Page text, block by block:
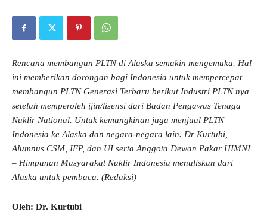
Rencana membangun PLTN di Alaska semakin mengemuka. Hal
ini memberikan dorongan bagi Indonesia untuk mempercepat
membangun PLTN Generasi Terbaru berikut Industri PLTN nya
setelah memperoleh ijin/lisensi dari Badan Pengawas Tenaga
Nuklir National. Untuk kemungkinan juga menjual PLTN
Indonesia ke Alaska dan negara-negara lain. Dr Kurtubi,
Alumnus CSM, IFP, dan UI serta Anggota Dewan Pakar HIMNI
– Himpunan Masyarakat Nuklir Indonesia menuliskan dari
Alaska untuk pembaca. (Redaksi)
Oleh: Dr. Kurtubi